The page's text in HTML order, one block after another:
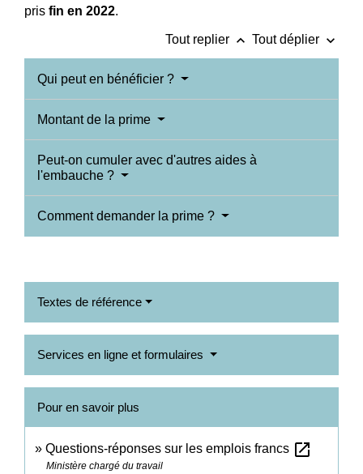
pris fin en 2022.
Tout replier keyboard_arrow_up Tout déplier keyboard_arrow_down
Qui peut en bénéficier ?
Montant de la prime
Peut-on cumuler avec d'autres aides à
l'embauche ?
Comment demander la prime ?
Textes de référence
Services en ligne et formulaires
Pour en savoir plus
Questions-réponses sur les emplois francs open_in_new
Ministère chargé du travail